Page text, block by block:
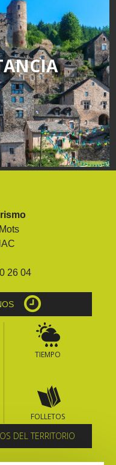
26 04
TIEMPO
FOLLETOS
DEL TERRITORIO